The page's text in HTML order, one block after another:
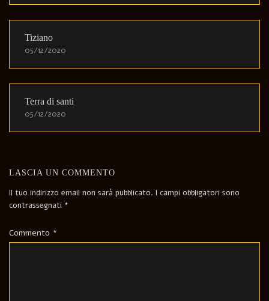
Tiziano
05/12/2020
Terra di santi
05/12/2020
LASCIA UN COMMENTO
Il tuo indirizzo email non sarà pubblicato. I campi obbligatori sono
contrassegnati *
Commento *